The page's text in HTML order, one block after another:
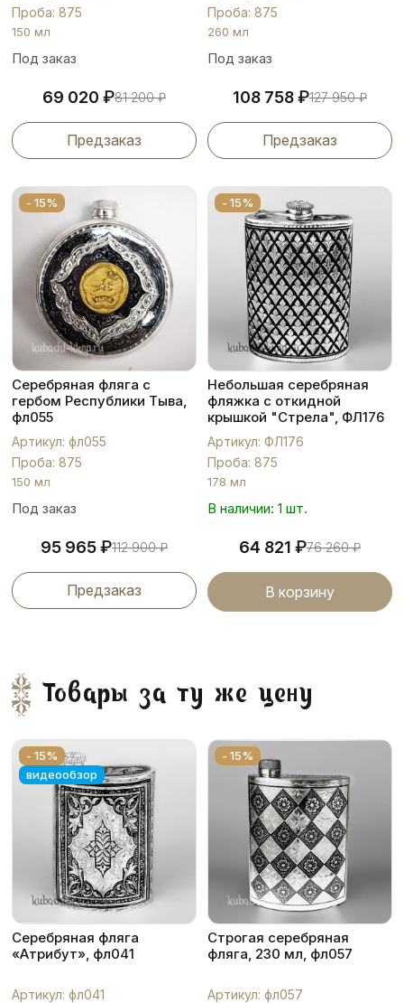
Проба: 875
150 мл
Под заказ
69 020 ₽81 200₽
Предзаказ
Проба: 875
260 мл
Под заказ
108 758₽127 950₽
Предзаказ
- 15%
Серебряная фляга с
гербом Республики Тыва,
фл055
Артикул: фл055
Проба: 875
150 мл
Под заказ
95 965₽112 900₽
Предзаказ
- 15%
Небольшая серебряная
фляжка с откидной
крышкой "Стрела", ФЛ176
Артикул: ФЛ176
Проба: 875
178 мл
В наличии: 1 шт.
64 821 ₽76 260₽
В корзину
Товары за ту же цену
- 15%
видеообзор
Серебряная фляга
«Атрибут», фл041
Артикул: фл041
- 15%
Строгая серебряная
фляга, 230 мл, фл057
Артикул: фл057